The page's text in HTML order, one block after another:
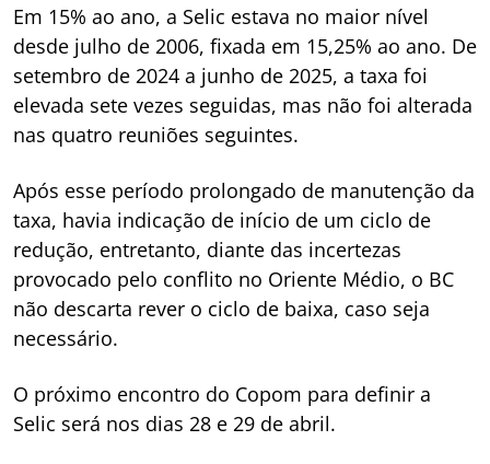
Em 15% ao ano, a Selic estava no maior nível
desde julho de 2006, fixada em 15,25% ao ano. De
setembro de 2024 a junho de 2025, a taxa foi
elevada sete vezes seguidas, mas não foi alterada
nas quatro reuniões seguintes.
Após esse período prolongado de manutenção da
taxa, havia indicação de início de um ciclo de
redução, entretanto, diante das incertezas
provocado pelo conflito no Oriente Médio, o BC
não descarta rever o ciclo de baixa, caso seja
necessário.
O próximo encontro do Copom para definir a
Selic será nos dias 28 e 29 de abril.